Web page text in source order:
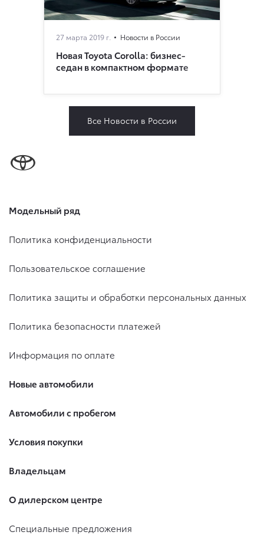
27 марта 2019 г. Новости в России
Новая Toyota Corolla: бизнес-
седан в компактном формате
Все Новости в России
Модельный ряд
Политика конфиденциальности
Пользовательское соглашение
Политика защиты и обработки персональных данных
Политика безопасности платежей
Информация по оплате
Новые автомобили
Автомобили с пробегом
Условия покупки
Владельцам
О дилерском центре
Специальные предложения